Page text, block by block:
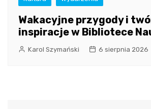
Wakacyjne przygody i
inspiracje w Bibliotece
Karol Szymański 6 sierpnia 2026